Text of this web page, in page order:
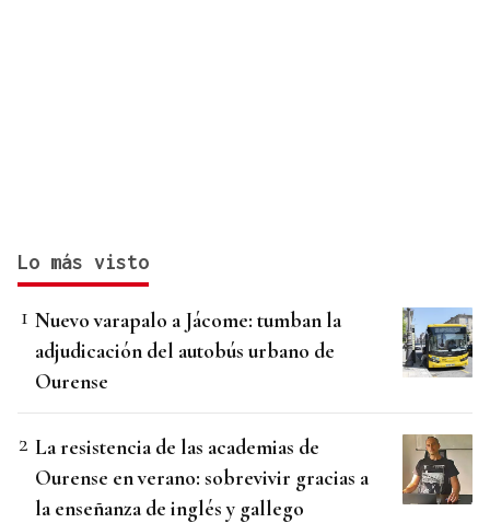
Lo más visto
Nuevo varapalo a Jácome: tumban la
adjudicación del autobús urbano de
Ourense
La resistencia de las academias de
Ourense en verano: sobrevivir gracias a
la enseñanza de inglés y gallego